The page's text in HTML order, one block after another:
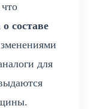
составе
для